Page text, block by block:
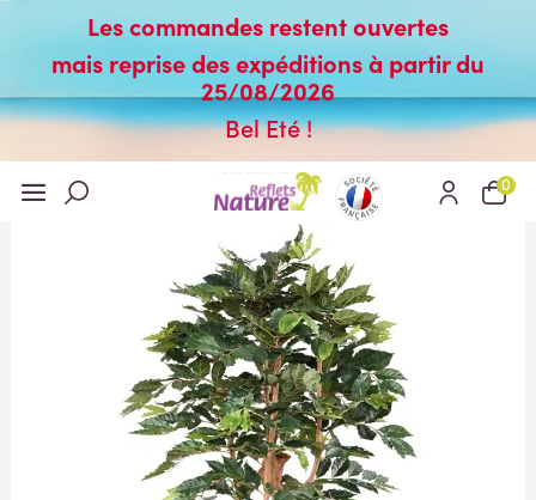
Les commandes restent ouvertes
mais reprise des expéditions à partir du
25/08/2026
Bel Eté !
0